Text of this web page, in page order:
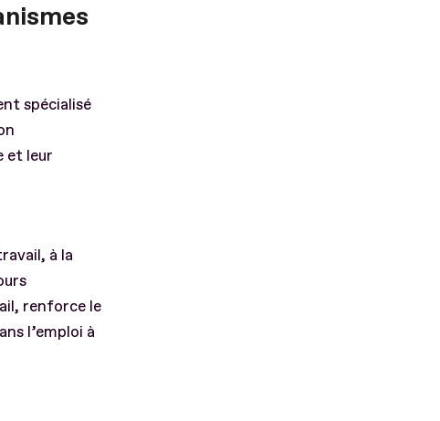
spécialisé
et leur
à la
renforce le
l’emploi à